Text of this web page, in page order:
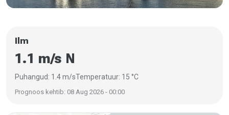
Ilm
1.1 m/s N
Puhangud: 1.4 m/sTemperatuur: 15 °C
Prognoos kehtib: 08 Aug 2026 - 00:00